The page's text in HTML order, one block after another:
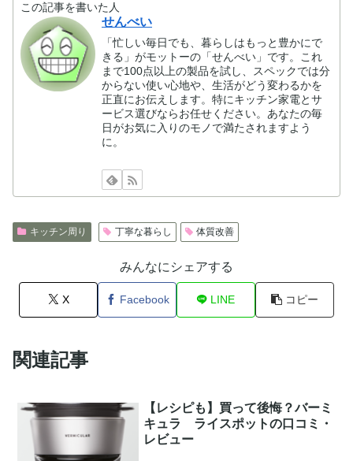
この記事を書いた人
せんべい
「忙しい毎日でも、暮らしはもっと豊かにで
きる」がモットーの「せんべい」です。これ
まで100点以上の製品を試し、スペックでは分
からない使い心地や、生活がどう変わるかを
正直にお伝えします。特にキッチン家電とサ
ービス選びならお任せください。あなたの毎
日がお気に入りのモノで満たされますよう
に。
キッチン周り 丁寧な暮らし 体質改善
みんなにシェアする
X Facebook LINE コピー
関連記事
【レシピも】買って後悔？バーミ
キュラ ライスポットの口コミ・
レビュー